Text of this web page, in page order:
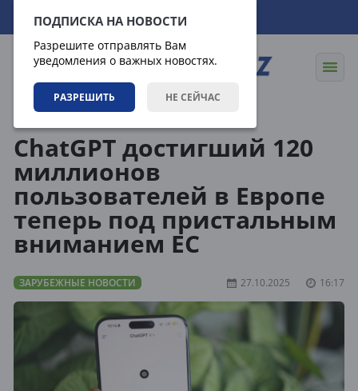
ПОДПИСКА НА НОВОСТИ
Разрешите отправлять Вам
уведомления о важных новостях.
РАЗРЕШИТЬ НЕ СЕЙЧАС
10.08.2026 18:33:56
ChatGPT достигший 120
миллионов
пользователей в Европе
теперь под пристальным
вниманием ЕС
ЗАРУБЕЖНЫЕ НОВОСТИ 27.10.2025 16:17